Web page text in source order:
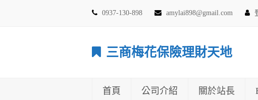
0937-130-898 amylai898@gmail.com
三商梅花保險理財天地
首頁 公司介紹 關於站長